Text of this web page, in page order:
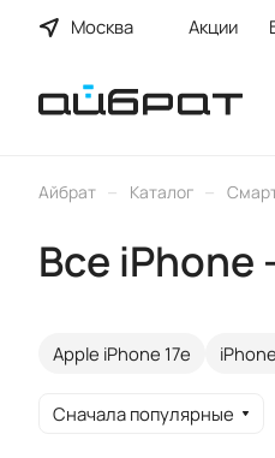
Москва Акции
Айбрат – Каталог –
Все iPhone
Apple iPhone 17e iPhone
Сначала популярные